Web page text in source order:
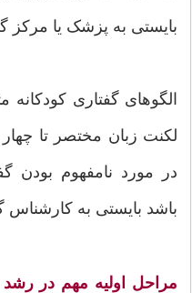
بایستی به پزشک یا مرکز
الگوهای گفتاری
لکنت زبان مختصر تا
در مورد نامفهوم بودن
باشد بایستی به کارشناس
مراحل اولیه مهم در